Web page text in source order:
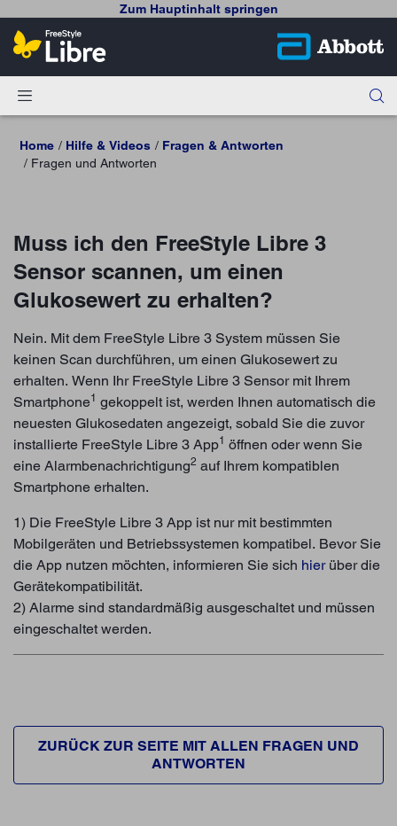
Zum Hauptinhalt springen
Home Hilfe & Videos
Fragen & Antworten
Fragen und Antworten
Muss ich den FreeStyle Libre 3
Sensor scannen, um einen
Glukosewert zu erhalten?
Nein. Mit dem FreeStyle Libre 3 System müssen Sie
keinen Scan durchführen, um einen Glukosewert zu
erhalten. Wenn Ihr FreeStyle Libre 3 Sensor mit Ihrem
Smartphone1 gekoppelt ist, werden Ihnen automatisch die
neuesten Glukosedaten angezeigt, sobald Sie die zuvor
installierte FreeStyle Libre 3 App1 öffnen oder wenn Sie
eine Alarmbenachrichtigung2 auf Ihrem kompatiblen
Smartphone erhalten.
1) Die FreeStyle Libre 3 App ist nur mit bestimmten
Mobilgeräten und Betriebssystemen kompatibel. Bevor Sie
die App nutzen möchten, informieren Sie sich hierüber die
Gerätekompatibilität.
2) Alarme sind standardmäßig ausgeschaltet und müssen
eingeschaltet werden.
ZURÜCK ZUR SEITE MIT ALLEN FRAGEN UND
ANTWORTEN